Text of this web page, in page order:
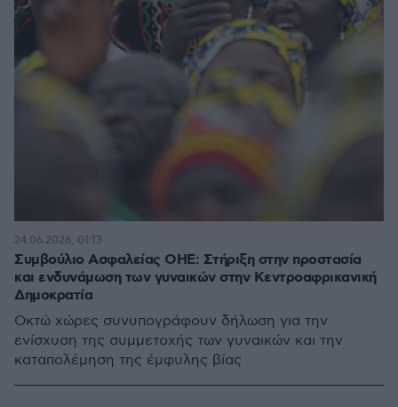
Συμβούλιο Ασφαλείας ΟΗΕ: Στήριξη στην προστασία
και ενδυνάμωση των γυναικών στην Κεντροαφρικανική
Δημοκρατία
Οκτώ χώρες συνυπογράφουν δήλωση για την
ενίσχυση της συμμετοχής των γυναικών και την
καταπολέμηση της έμφυλης βίας
24.06.2026, 01:13